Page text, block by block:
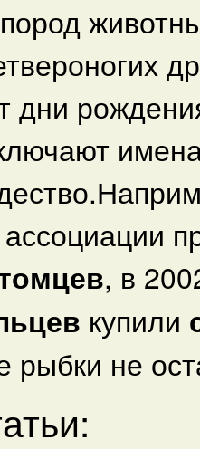
дни
, в
купили
рыбки не